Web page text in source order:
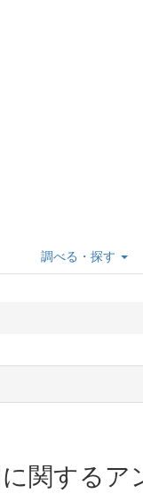
調べる・探す
関する